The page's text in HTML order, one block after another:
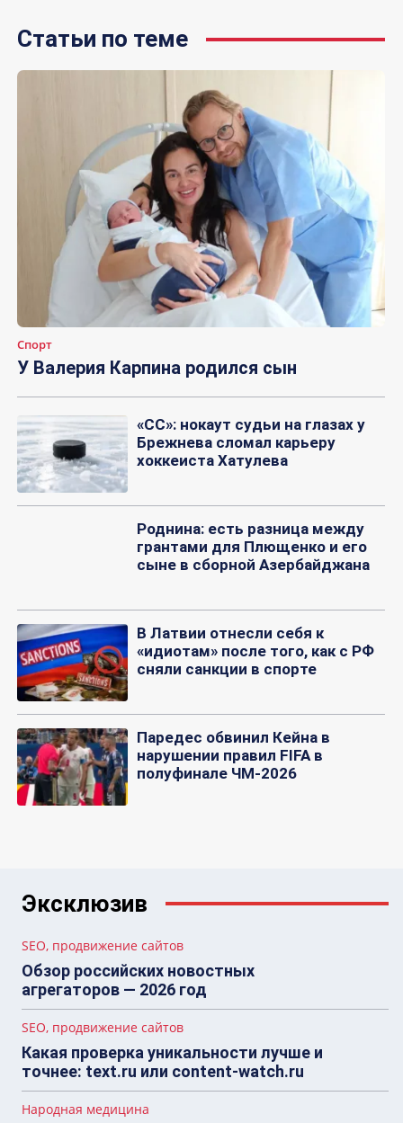
Статьи по теме
Спорт
У Валерия Карпина родился сын
«СС»: нокаут судьи на глазах у
Брежнева сломал карьеру
хоккеиста Хатулева
Роднина: есть разница между
грантами для Плющенко и его
сыне в сборной Азербайджана
В Латвии отнесли себя к
«идиотам» после того, как с РФ
сняли санкции в спорте
Паредес обвинил Кейна в
нарушении правил FIFA в
полуфинале ЧМ-2026
Эксклюзив
SEO, продвижение сайтов
Обзор российских новостных
агрегаторов — 2026 год
SEO, продвижение сайтов
Какая проверка уникальности лучше и
точнее: text.ru или content-watch.ru
Народная медицина